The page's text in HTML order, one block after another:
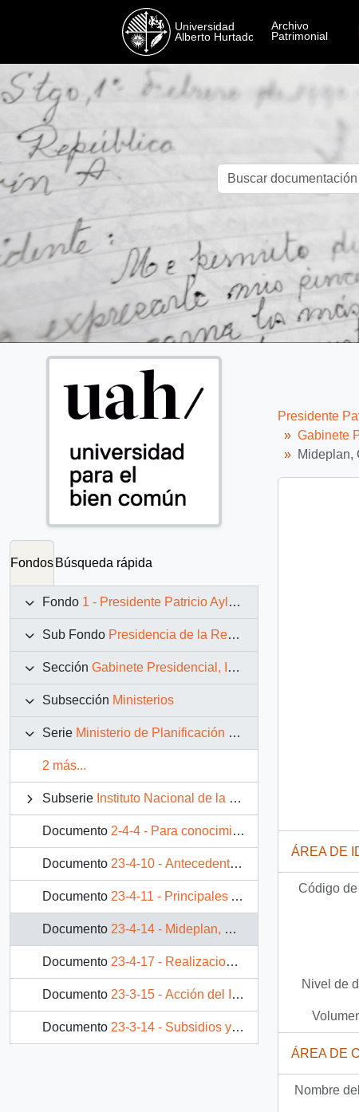
Fondos Búsqueda rápida
Fondo 1 - Presidente Patricio Aylwin Azócar (1990-1994)
Sub Fondo Presidencia de la República (11 marzo 1990 – 11 marzo 1994)
Sección Gabinete Presidencial, Instituciones y Servicios
Subsección Ministerios
Serie Ministerio de Planificación y Cooperación
2 más...
Subserie Instituto Nacional de la Juventud (INJUV)
Documento 2-4-4 - Para conocimiento de S.E. el Presidente de la República de Chile, Don Patricio Aylwin Azúcar
Documento 23-4-10 - Antecedentes Generales Comuna de Molina.
Documento 23-4-11 - Principales Acciones Gubernamentales, Período de 1990-1992
Documento 23-4-14 - Mideplan, Comuna de Curicó.
Documento 23-4-17 - Realizaciones en la Provincia de Curicó.
Documento 23-3-15 - Acción del INJ en la comuna de Talca
Documento 23-3-14 - Subsidios y programas sociales en la comuna de Talca
Presidente
Gabinete
Mideplan,
ÁREA DE
Código
Nivel de
ÁREA DE
Nombre